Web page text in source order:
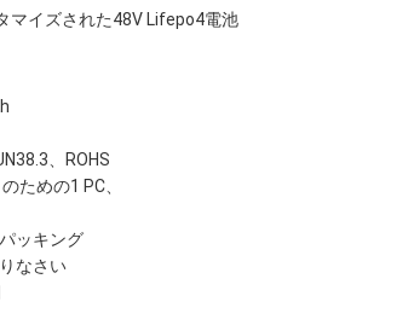
マイズされた48V Lifepo4電池
、ROHS
ための1 PC、
ッキング
なさい